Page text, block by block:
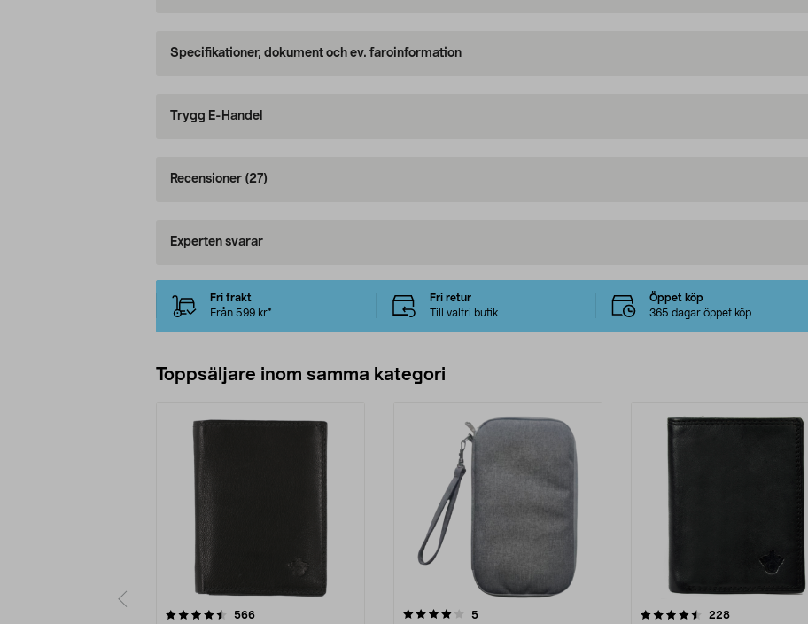
Specifikationer, dokument och ev. faroinformation
Trygg E-Handel
Recensioner (27)
Experten svarar
Fri frakt
Från 599 kr*
Fri retur
Till valfri butik
Öppet köp
365 dagar öppet köp
Toppsäljare inom samma kategori
566recensioner
4.0 av 5 stjärnor 5recensioner
4.5 av 5 stjärnor 228recensioner
3.5 av 5 stjärnor